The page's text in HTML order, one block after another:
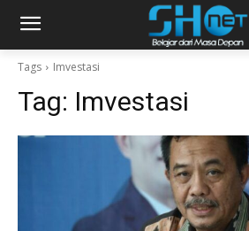
Tags Imvestasi
Tag: Imvestasi